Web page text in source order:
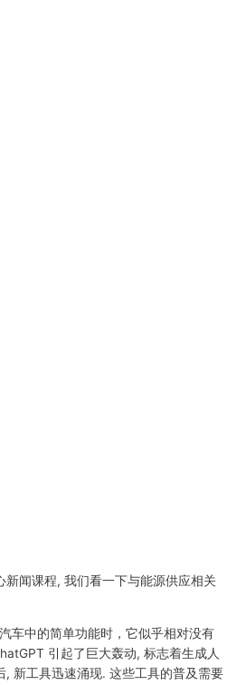
新闻课程, 我们看一下与能源供应相关
车中的简单功能时，它似乎相对没有
引起了巨大轰动, 标志着生成人
, 新工具迅速涌现. 这些工具的普及需要